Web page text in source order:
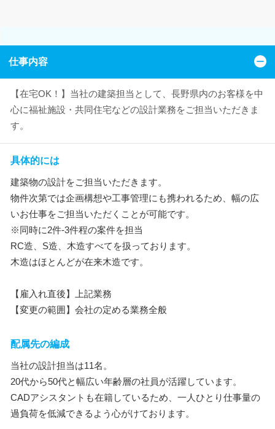
仕事内容
【在宅OK！】当社の建築担当として、長野県内のお客様を中
心に福祉施設・共同住宅などの設計業務をご担当いただきま
す。
具体的には
建築物の設計をご担当いただきます。
物件次第では企画構想や工事管理にも携われるため、幅の広
いお仕事をご担当いただくことが可能です。
※同時に2件-3件程の案件を担当
RC造、S造、木造すべてを扱っております。
木造はほとんどが在来木造です。
【雇入れ直後】上記業務
【変更の範囲】会社の定める業務全般
配属先の編成
当社の設計担当は11名。
20代から50代と幅広い年齢層の社員が活躍しています。
CADアシスタントも在籍しているため、一人ひとり仕事量の
過負荷を低減できるよう心がけております。